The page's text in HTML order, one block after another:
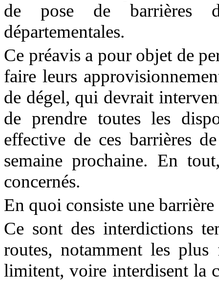
de pose de barrières
départementales.
Ce préavis a pour objet de
faire leurs
de dégel, qui devrait
de prendre toutes les
effective de ces barrières
semaine prochaine. En
concernés.
En quoi consiste une barrière
Ce sont des interdictions
routes, notamment les
limitent, voire interdisent la